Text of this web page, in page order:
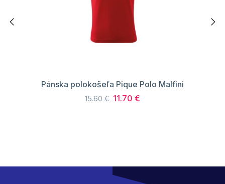
Pánska polokošeľa Pique Polo Malfini
15.60 € 11.70 €